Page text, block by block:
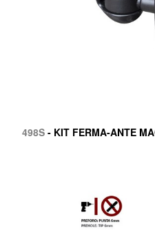
498S- KIT FERMA-ANTE